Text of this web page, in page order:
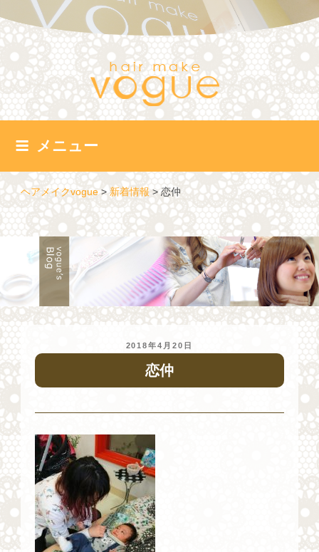
ン
テ
ツ
へ
ス
キ
メニュー
ヘアメイクvogue>新着情報>恋仲
投
2018年4月20日
恋仲